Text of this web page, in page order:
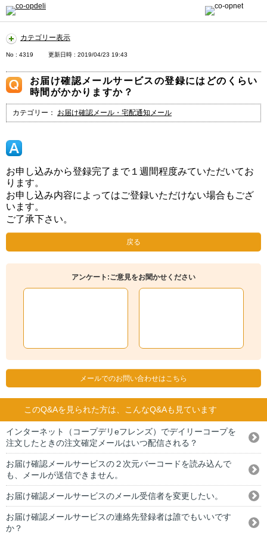
カテゴリー表示
No : 4319 更新日時 : 2019/04/23 19:43
お届け確認メールサービスの登録にはどのくらい
時間がかかりますか？
カテゴリー： お届け確認メール・宅配通知メール
お申し込みから登録完了まで１週間程度みていただいてお
ります。
お申し込み内容によってはご登録いただけない場合もござ
います。
ご了承下さい。
戻る
アンケート:ご意見をお聞かせください
メールでのお問い合わせはこちら
このQ&Aを見られた方は、こんなQ&Aも見ています
インターネット（コープデリeフレンズ）でデイリーコープを
注文したときの注文確定メールはいつ配信される？
お届け確認メールサービスの２次元バーコードを読み込んで
も、メールが送信できません。
お届け確認メールサービスのメール受信者を変更したい。
お届け確認メールサービスの連絡先登録者は誰でもいいです
か？